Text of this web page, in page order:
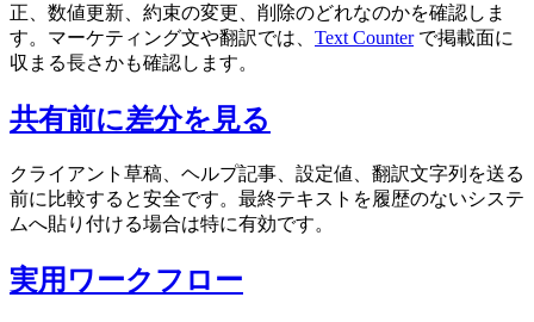
正、数値更新、約束の変更、削除のどれなのかを確認しま
す。マーケティング文や翻訳では、 Text Counterで掲載面に
収まる長さかも確認します。
共有前に差分を見る
クライアント草稿、ヘルプ記事、設定値、翻訳文字列を送る
前に比較すると安全です。最終テキストを履歴のないシステ
ムへ貼り付ける場合は特に有効です。
実用ワークフロー